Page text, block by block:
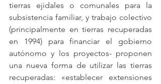
tierras ejidales o comunales para la
subsistencia familiar, y trabajo colectivo
(principalmente en tierras recuperadas
en 1994) para financiar el gobierno
autónomo y los proyectos- proponen
una nueva forma de utilizar las tierras
recuperadas: «establecer extensiones